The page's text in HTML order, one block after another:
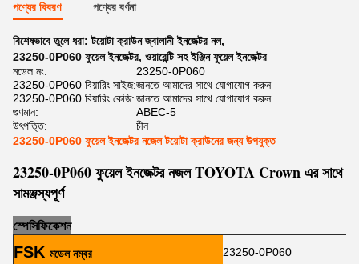
পণ্যের বিবরণ পণ্যের বর্ণনা
বিশেষভাবে তুলে ধরা:টয়োটা ক্রাউন জ্বালানী ইনজেক্টর নল,
23250-0P060 ফুয়েল ইনজেক্টর, ওয়ারেন্টি সহ ইঞ্জিন ফুয়েল ইনজেক্টর
মডেল নং:
23250-0P060
23250-0P060 বিয়ারিং সাইজ:জানতে আমাদের সাথে যোগাযোগ করুন
23250-0P060 বিয়ারিং কেজি:জানতে আমাদের সাথে যোগাযোগ করুন
গুণমান:
ABEC-5
উৎপত্তি:
চীন
23250-0P060 ফুয়েল ইনজেক্টর নজেল টয়োটা ক্রাউনের জন্য উপযুক্ত
23250-0P060 ফুয়েল ইনজেক্টর নজল TOYOTA Crown এর সাথে
সামঞ্জস্যপূর্ণ
স্পসিফিকেশন
FSK মডেল নম্বর 23250-0P060